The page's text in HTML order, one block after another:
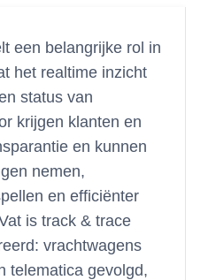
een belangrijke rol in
het realtime inzicht
status van
krijgen klanten en
en kunnen
nemen,
en efficiënter
is track & trace
vrachtwagens
telematica gevolgd,